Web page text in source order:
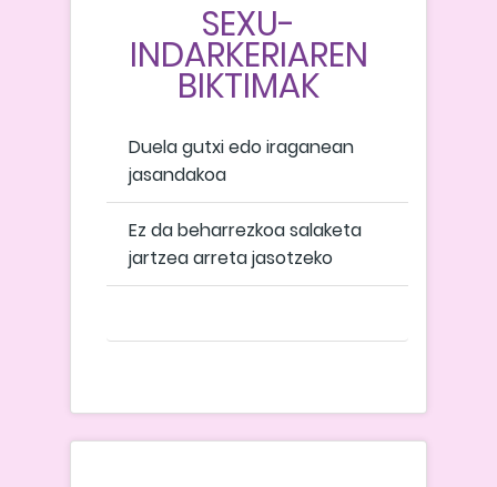
SEXU-
INDARKERIAREN
BIKTIMAK
Duela gutxi edo iraganean
jasandakoa
Ez da beharrezkoa salaketa
jartzea arreta jasotzeko